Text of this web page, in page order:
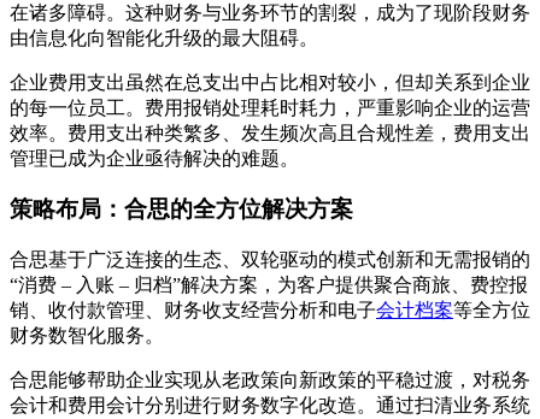
在诸多障碍。这种财务与业务环节的割裂，成为了现阶段财务
由信息化向智能化升级的最大阻碍。
企业费用支出虽然在总支出中占比相对较小，但却关系到企业
的每一位员工。费用报销处理耗时耗力，严重影响企业的运营
效率。费用支出种类繁多、发生频次高且合规性差，费用支出
管理已成为企业亟待解决的难题。
策略布局：合思的全方位解决方案
合思基于广泛连接的生态、双轮驱动的模式创新和无需报销的
“消费 – 入账 – 归档”解决方案，为客户提供聚合商旅、费控报
销、收付款管理、财务收支经营分析和电子会计档案等全方位
财务数智化服务。
合思能够帮助企业实现从老政策向新政策的平稳过渡，对税务
会计和费用会计分别进行财务数字化改造。通过扫清业务系统